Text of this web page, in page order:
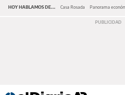
HOY HABLAMOS DE... Casa Rosada Panorama